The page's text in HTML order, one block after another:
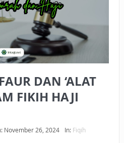
ZAKAT UANG?
HALAL JIKA SEBAB
SYAR’I
DENGAN CARA MENGANGSUR
DAN ‘ALAT
FIKIH HAJI
November 26, 2024 In: Fiqih